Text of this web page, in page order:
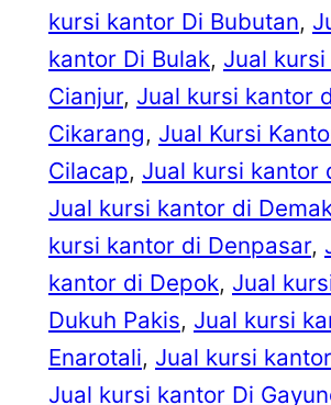
kursi kantor Di Bubutan,
kantor Di Bulak, Jual
Cianjur, Jual kursi kantor
Cikarang, Jual Kursi
Cilacap, Jual kursi kantor
Jual kursi kantor di
kursi kantor di Denpasar,
kantor di Depok, Jual
Dukuh Pakis, Jual kursi
Enarotali, Jual kursi
Jual kursi kantor Di